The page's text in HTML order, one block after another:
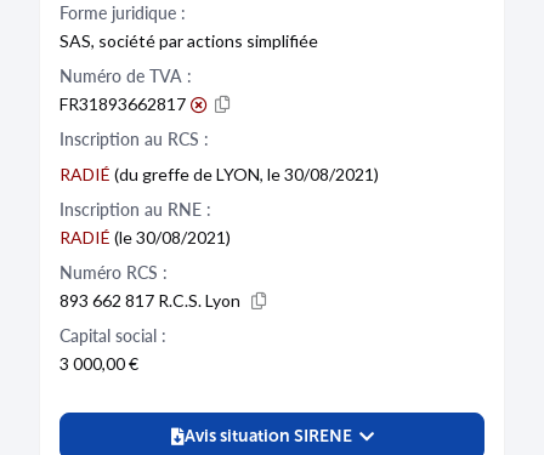
Forme juridique :
SAS, société par actions simplifiée
Numéro de TVA :
FR31893662817
Inscription au RCS :
RADIÉ (du greffe de LYON, le 30/08/2021)
Inscription au RNE :
RADIÉ (le 30/08/2021)
Numéro RCS :
893 662 817 R.C.S. Lyon
Capital social :
3 000,00 €
Avis situation SIRENE